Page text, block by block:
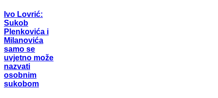
Ivo Lovrić:
Sukob
Plenkovića i
Milanovića
samo se
uvjetno može
nazvati
osobnim
sukobom